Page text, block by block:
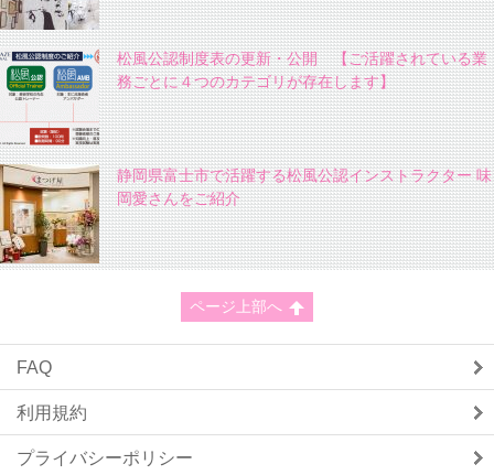
松風公認制度表の更新・公開 【ご活躍されている業
務ごとに４つのカテゴリが存在します】
静岡県富士市で活躍する松風公認インストラクター 味
岡愛さんをご紹介
ページ上部へ
FAQ
利用規約
プライバシーポリシー